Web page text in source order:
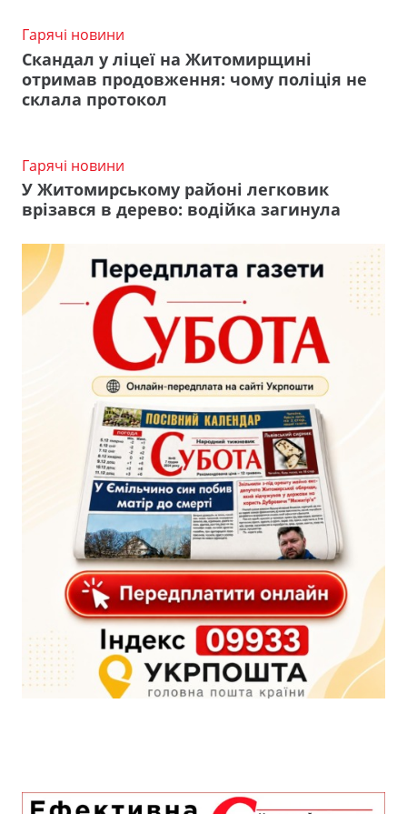
Гарячі новини
Скандал у ліцеї на Житомирщині
отримав продовження: чому поліція не
склала протокол
Гарячі новини
У Житомирському районі легковик
врізався в дерево: водійка загинула